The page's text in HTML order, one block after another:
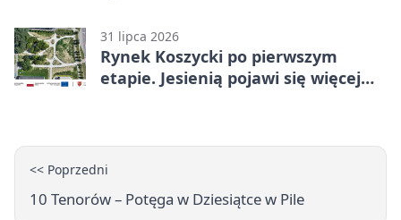
31 lipca 2026
Rynek Koszycki po pierwszym
etapie. Jesienią pojawi się więcej
<< Poprzedni
10 Tenorów – Potęga w Dziesiątce w Pile